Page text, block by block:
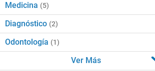
Medicina (5)
Diagnóstico (2)
Odontología (1)
Ver Más